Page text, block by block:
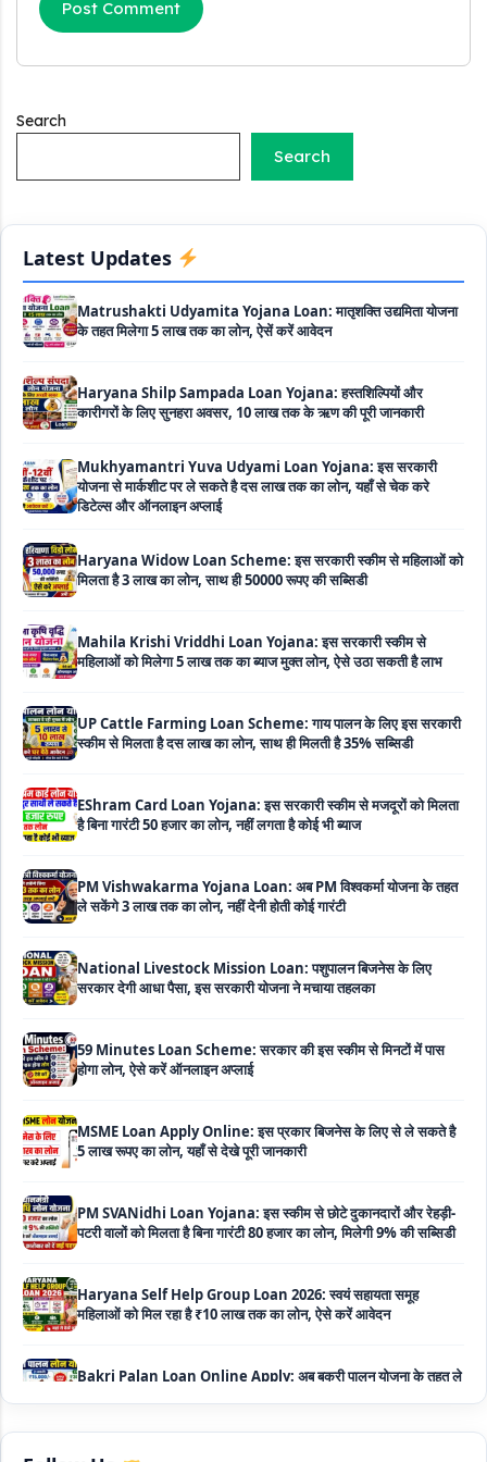
Search
Search
Latest Updates
सकते है 8 लाख तक का लोन, मिलती है 40 प्रतिशत सब्सिडी
Labour House Construction Loan Scheme: श्रमिक मकान
निर्माण लोन योजना से मजदुर साथी ले सकते है दो लाख का लोन, 8 साल नहीं देना
Matrushakti Udyamita Yojana Loan: मातृशक्ति उद्यमिता योजना
के तहत मिलेगा 5 लाख तक का लोन, ऐसें करें आवेदन
Haryana Shilp Sampada Loan Yojana: हस्तशिल्पियों और
Mukhyamantri Yuva Udyami Loan Yojana: इस सरकारी
योजना से मार्कशीट पर ले सकते है दस लाख तक का लोन, यहाँ से चेक करे
Haryana Widow Loan Scheme: इस सरकारी स्कीम से महिलाओं को
Mahila Krishi Vriddhi Loan Yojana: इस सरकारी स्कीम से
UP Cattle Farming Loan Scheme: गाय पालन के लिए इस सरकारी
EShram Card Loan Yojana: इस सरकारी स्कीम से मजदूरों को मिलता
PM Vishwakarma Yojana Loan: अब PM विश्वकर्मा योजना के तहत
National Livestock Mission Loan: पशुपालन बिजनेस के लिए
59 Minutes Loan Scheme: सरकार की इस स्कीम से मिनटों में पास
MSME Loan Apply Online: इस प्रकार बिजनेस के लिए से ले सकते है
PM SVANidhi Loan Yojana: इस स्कीम से छोटे दुकानदारों और रेहड़ी-
Haryana Self Help Group Loan 2026: स्वयं सहायता समूह
Bakri Palan Loan Online Apply: अब बकरी पालन योजना के तहत ले
तक का लोन